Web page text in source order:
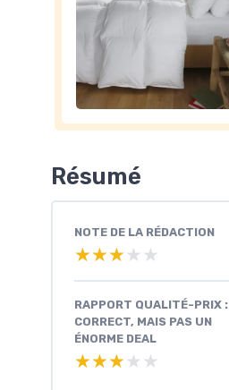
Résumé
NOTE DE LA RÉDACTION
★★★★★
★★★★★
RAPPORT QUALITÉ-PRIX :
CORRECT, MAIS PAS UN
ÉNORME DEAL
★★★★★
★★★★★